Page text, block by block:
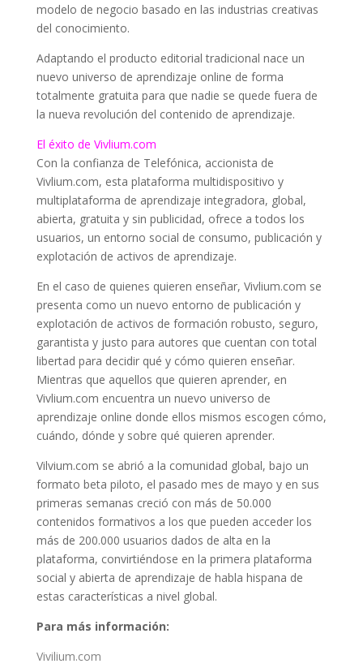
modelo de negocio basado en las industrias creativas
del conocimiento.
Adaptando el producto editorial tradicional nace un
nuevo universo de aprendizaje online de forma
totalmente gratuita para que nadie se quede fuera de
la nueva revolución del contenido de aprendizaje.
El éxito de Vivlium.com
Con la confianza de Telefónica, accionista de
Vivlium.com, esta plataforma multidispositivo y
multiplataforma de aprendizaje integradora, global,
abierta, gratuita y sin publicidad, ofrece a todos los
usuarios, un entorno social de consumo, publicación y
explotación de activos de aprendizaje.
En el caso de quienes quieren enseñar, Vivlium.com se
presenta como un nuevo entorno de publicación y
explotación de activos de formación robusto, seguro,
garantista y justo para autores que cuentan con total
libertad para decidir qué y cómo quieren enseñar.
Mientras que aquellos que quieren aprender, en
Vivlium.com encuentra un nuevo universo de
aprendizaje online donde ellos mismos escogen cómo,
cuándo, dónde y sobre qué quieren aprender.
Vilvium.com se abrió a la comunidad global, bajo un
formato beta piloto, el pasado mes de mayo y en sus
primeras semanas creció con más de 50.000
contenidos formativos a los que pueden acceder los
más de 200.000 usuarios dados de alta en la
plataforma, convirtiéndose en la primera plataforma
social y abierta de aprendizaje de habla hispana de
estas características a nivel global.
Para más información:
Vivilium.com